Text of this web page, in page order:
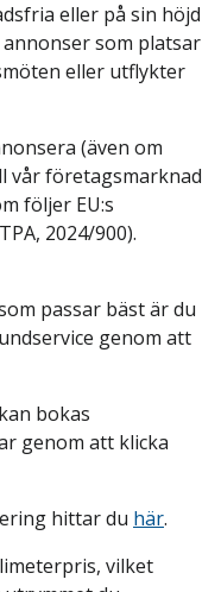
eller på sin höjd
som platsar
eller utflykter
(även om
vår företagsmarknad
följer EU:s
2024/900).
passar bäst är du
genom att
bokas
genom att klicka
hittar du här.
vilket